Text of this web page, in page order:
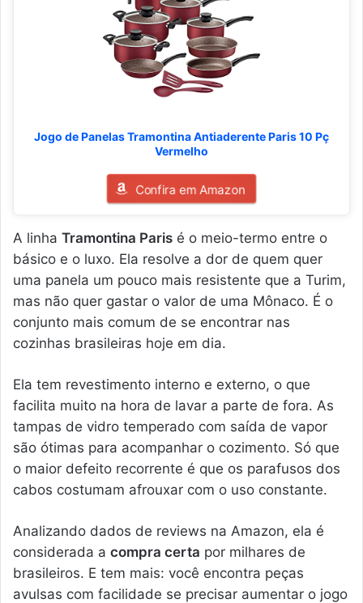
Jogo de Panelas Tramontina Antiaderente Paris 10 Pç
Vermelho
Confira em Amazon
A linha Tramontina Paris é o meio-termo entre o
básico e o luxo. Ela resolve a dor de quem quer
uma panela um pouco mais resistente que a Turim,
mas não quer gastar o valor de uma Mônaco. É o
conjunto mais comum de se encontrar nas
cozinhas brasileiras hoje em dia.
Ela tem revestimento interno e externo, o que
facilita muito na hora de lavar a parte de fora. As
tampas de vidro temperado com saída de vapor
são ótimas para acompanhar o cozimento. Só que
o maior defeito recorrente é que os parafusos dos
cabos costumam afrouxar com o uso constante.
Analizando dados de reviews na Amazon, ela é
considerada a compra certa por milhares de
brasileiros. E tem mais: você encontra peças
avulsas com facilidade se precisar aumentar o jogo